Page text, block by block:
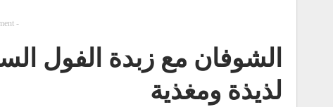
-
الشوفان مع زبدة الفول
لذيذة ومغذية